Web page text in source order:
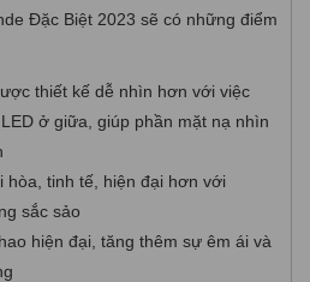
Đặc Biệt 2023 sẽ có những điểm
thiết kế dễ nhìn hơn với việc
ở giữa, giúp phần mặt nạ nhìn
hòa, tinh tế, hiện đại hơn với
sắc sảo
hiện đại, tăng thêm sự êm ái và